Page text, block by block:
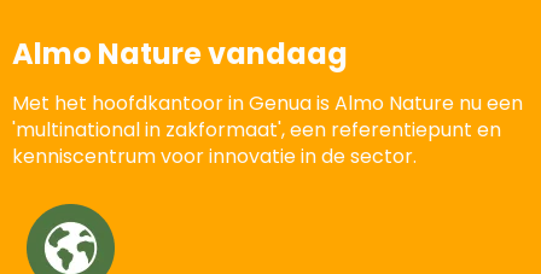
Almo Nature vandaag
Met het hoofdkantoor in Genua is Almo Nature nu een
'multinational in zakformaat', een referentiepunt en
kenniscentrum voor innovatie in de sector.